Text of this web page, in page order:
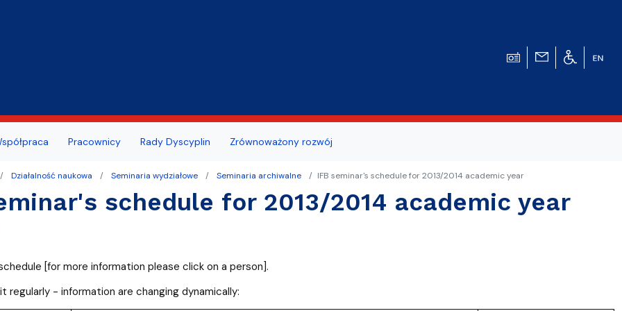
oceny pracowniczej
z działalności wydziału
UG
Portal Studenta
Erasmus i inne programy dla studentów i
doktorantów
nauki
Pracownicy Rady Dyscyplin Zrównoważony rozwój
Działalność naukowa Seminaria wydziałowe Seminaria archiwalne IFB seminar's schedule for 2013/2014 academic year
schedule for 2013/2014 academic year
[for more information please click on a person].
regularly - information are changing dynamically: